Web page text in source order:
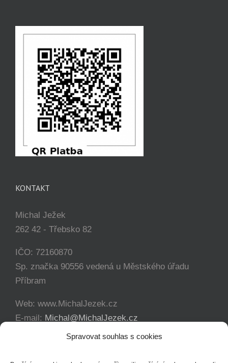
Spravovat souhlas s cookies
KONTAKT
Michal Ježek
262 42 - Třebsko 82
IČO: 72160870
Sp. značka 90556 vedená u Městského úřadu
Příbram
Web: www.MichalJezek.cz
E-mail: Michal@MichalJezek.cz
+420 777 346 649